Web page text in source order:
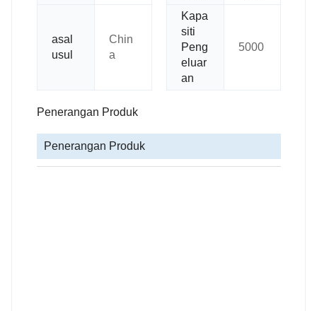
asal
usul
Chin
a
Kapa
siti
Peng
eluar
an
5000
Penerangan Produk
Penerangan Produk